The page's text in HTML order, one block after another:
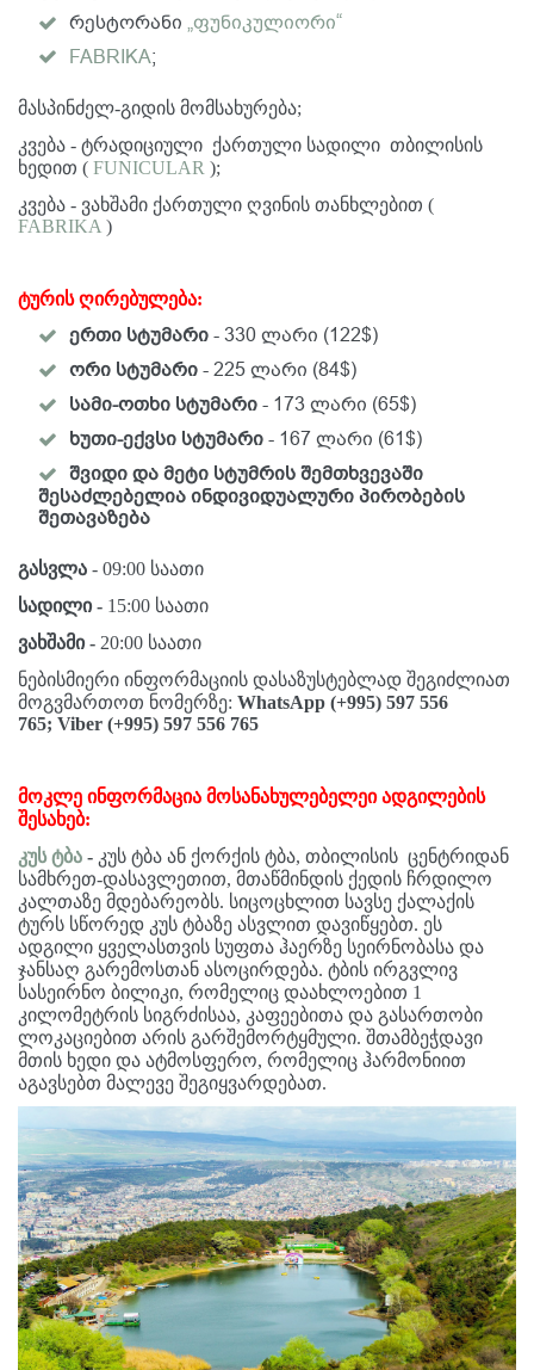
რესტორანი „ფუნიკულიორი“
FABRIKA;
მასპინძელ-გიდის მომსახურება;
კვება - ტრადიციული ქართული სადილი თბილისის
ხედით ( FUNICULAR );
კვება - ვახშამი ქართული ღვინის თანხლებით (
FABRIKA)
ტურის ღირებულება:
ერთი სტუმარი - 330 ლარი (122$)
ორი სტუმარი - 225 ლარი (84$)
სამი-ოთხი სტუმარი - 173 ლარი (65$)
ხუთი-ექვსი სტუმარი - 167 ლარი (61$)
შვიდი და მეტი სტუმრის შემთხვევაში
შესაძლებელია ინდივიდუალური პირობების
შეთავაზება
გასვლა - 09:00 საათი
სადილი - 15:00 საათი
ვახშამი - 20:00 საათი
ნებისმიერი ინფორმაციის დასაზუსტებლად შეგიძლიათ
მოგვმართოთ ნომერზე: WhatsApp (+995) 597 556
765; Viber (+995) 597 556 765
მოკლე ინფორმაცია მოსანახულებელეი ადგილების
შესახებ:
კუსტბა - კუს ტბა ან ქორქის ტბა, თბილისის ცენტრიდან
სამხრეთ-დასავლეთით, მთაწმინდის ქედის ჩრდილო
კალთაზე მდებარეობს. სიცოცხლით სავსე ქალაქის
ტურს სწორედ კუს ტბაზე ასვლით დავიწყებთ. ეს
ადგილი ყველასთვის სუფთა ჰაერზე სეირნობასა და
ჯანსაღ გარემოსთან ასოცირდება. ტბის ირგვლივ
სასეირნო ბილიკი, რომელიც დაახლოებით 1
კილომეტრის სიგრძისაა, კაფეებითა და გასართობი
ლოკაციებით არის გარშემორტყმული. შთამბეჭდავი
მთის ხედი და ატმოსფერო, რომელიც ჰარმონიით
აგავსებთ მალევე შეგიყვარდებათ.